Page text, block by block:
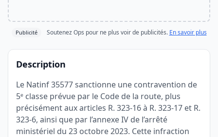
Publicité Soutenez Ops pour ne plus voir de publicités. En savoir plus
Description
Le Natinf 35577 sanctionne une contravention de
5ᵉ classe prévue par le Code de la route, plus
précisément aux articles R. 323-16 à R. 323-17 et R.
323-6, ainsi que par l’annexe IV de l’arrêté
ministériel du 23 octobre 2023. Cette infraction